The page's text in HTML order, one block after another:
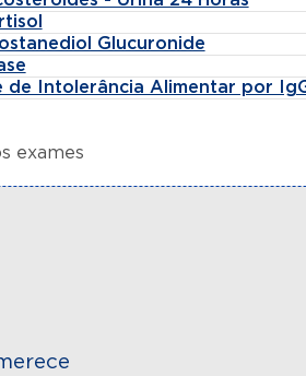
Glucuronide
de Intolerância Alimentar por
exames